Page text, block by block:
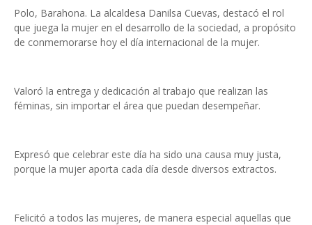
Polo, Barahona. La alcaldesa Danilsa Cuevas, destacó el rol
que juega la mujer en el desarrollo de la sociedad, a propósito
de conmemorarse hoy el día internacional de la mujer.
Valoró la entrega y dedicación al trabajo que realizan las
féminas, sin importar el área que puedan desempeñar.
Expresó que celebrar este día ha sido una causa muy justa,
porque la mujer aporta cada día desde diversos extractos.
Felicitó a todos las mujeres, de manera especial aquellas que